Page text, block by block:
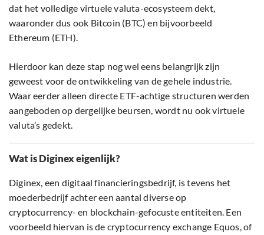
dat het volledige virtuele valuta-ecosysteem dekt,
waaronder dus ook Bitcoin (BTC) en bijvoorbeeld
Ethereum (ETH).
Hierdoor kan deze stap nog wel eens belangrijk zijn
geweest voor de ontwikkeling van de gehele industrie.
Waar eerder alleen directe ETF-achtige structuren werden
aangeboden op dergelijke beursen, wordt nu ook virtuele
valuta’s gedekt.
Wat is Diginex eigenlijk?
Diginex, een digitaal financieringsbedrijf, is tevens het
moederbedrijf achter een aantal diverse op
cryptocurrency- en blockchain-gefocuste entiteiten. Een
voorbeeld hiervan is de cryptocurrency exchange Equos, of